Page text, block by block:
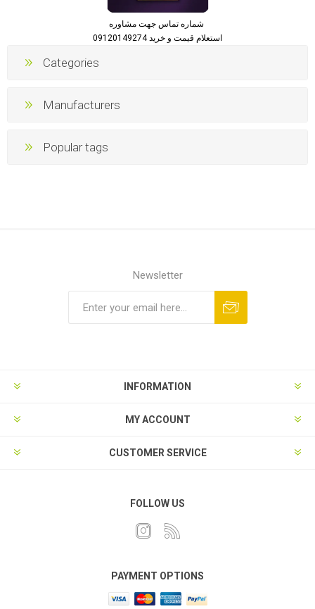
استعلام قیمت و خرید 09120149274
Categories
Manufacturers
Popular tags
Newsletter
INFORMATION
MY ACCOUNT
CUSTOMER SERVICE
FOLLOW US
PAYMENT OPTIONS